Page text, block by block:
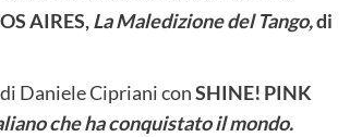
AIRES,La Maledizione del Tango,di
Daniele Cipriani conSHINE! PINK
che ha conquistato il mondo.